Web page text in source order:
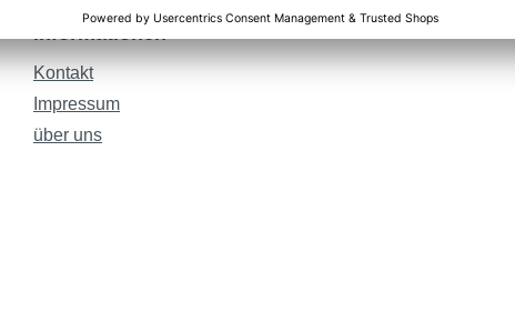
Informationen
Kontakt
Impressum
über uns